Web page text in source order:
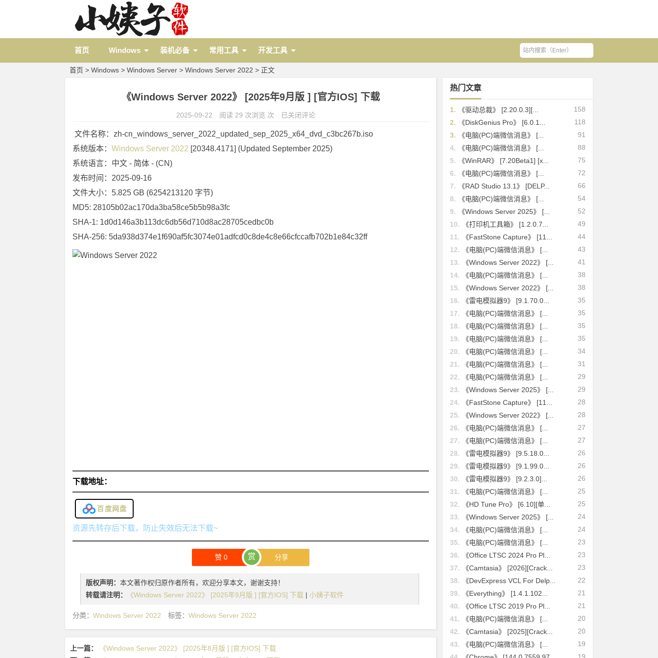
首页 Windows 装机必备 常用工具 开发工具
首页 > Windows > Windows Server > Windows Server 2022 > 正文
《Windows Server 2022》 [2025年9月版 ] [官方IOS] 下载
2025-09-22 阅读 29 次浏览 次 已关闭评论
文件名称：zh-cn_windows_server_2022_updated_sep_2025_x64_dvd_c3bc267b.iso
系统版本： Windows Server 2022 [20348.4171] (Updated September 2025)
系统语言：中文 - 简体 - (CN)
发布时间：2025-09-16
文件大小：5.825 GB (6254213120 字节)
MD5: 28105b02ac170da3ba58ce5b5b98a3fc
SHA-1: 1d0d146a3b113dc6db56d710d8ac28705cedbc0b
下载地址：
百度网盘
资源先转存后下载，防止失效后无法下载~
赞 0 赏 分享
版权声明：本文著作权归原作者所有，欢迎分享本文，谢谢支持！
转载请注明：
《Windows Server 2022》 [2025年9月版 ] [官方IOS] 下载 | 小姨子软件
分类： Windows Server 2022 标签： Windows Server 2022
上一篇：
《Windows Server 2022》 [2025年8月版 ] [官方IOS] 下载
热门文章
158
1.
《驱动总裁》 [2.20.0.3][...
118
2.
《DiskGenius Pro》 [6.0.1...
91
3.
《电脑(PC)端微信消息》 [...
88
4.
《电脑(PC)端微信消息》 [...
75
5.
《WinRAR》 [7.20Beta1] [x...
72
6.
《电脑(PC)端微信消息》 [...
66
7.
《RAD Studio 13.1》 [DELP...
54
8.
《电脑(PC)端微信消息》 [...
52
9.
《Windows Server 2025》 [...
49
10.
《打印机工具箱》 [1.2.0.7...
44
11.
《FastStone Capture》 [11...
43
12.
《电脑(PC)端微信消息》 [...
41
13.
《Windows Server 2022》 [...
38
14.
《电脑(PC)端微信消息》 [...
38
15.
《Windows Server 2022》 [...
35
16.
《雷电模拟器9》 [9.1.70.0...
35
17.
《电脑(PC)端微信消息》 [...
35
18.
《电脑(PC)端微信消息》 [...
35
19.
《电脑(PC)端微信消息》 [...
34
20.
《电脑(PC)端微信消息》 [...
31
21.
《电脑(PC)端微信消息》 [...
29
22.
《电脑(PC)端微信消息》 [...
29
23.
《Windows Server 2025》 [...
28
24.
《FastStone Capture》 [11...
28
25.
《Windows Server 2022》 [...
27
26.
《电脑(PC)端微信消息》 [...
27
27.
《电脑(PC)端微信消息》 [...
26
28.
《雷电模拟器9》 [9.5.18.0...
26
29.
《雷电模拟器9》 [9.1.99.0...
26
30.
《雷电模拟器9》 [9.2.3.0]...
25
31.
《电脑(PC)端微信消息》 [...
25
32.
《HD Tune Pro》 [6.10][单...
24
33.
《Windows Server 2025》 [...
24
34.
《电脑(PC)端微信消息》 [...
23
35.
《电脑(PC)端微信消息》 [...
23
36.
《Office LTSC 2024 Pro Pl...
23
37.
《Camtasia》 [2026][Crack...
22
38.
《DevExpress VCL For Delp...
21
39.
《Everything》 [1.4.1.102...
21
40.
《Office LTSC 2019 Pro Pl...
20
41.
《电脑(PC)端微信消息》 [...
20
42.
《Camtasia》 [2025][Crack...
19
43.
《电脑(PC)端微信消息》 [...